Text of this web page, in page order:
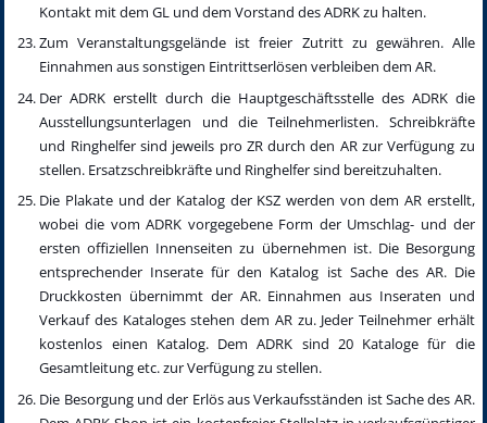
Kontakt mit dem GL und dem Vorstand des ADRK zu halten.
Zum Veranstaltungsgelände ist freier Zutritt zu gewähren. Alle
Einnahmen aus sonstigen Eintrittserlösen verbleiben dem AR.
Der ADRK erstellt durch die Hauptgeschäftsstelle des ADRK die
Ausstellungsunterlagen und die Teilnehmerlisten. Schreibkräfte
und Ringhelfer sind jeweils pro ZR durch den AR zur Verfügung zu
stellen. Ersatzschreibkräfte und Ringhelfer sind bereitzuhalten.
Die Plakate und der Katalog der KSZ werden von dem AR erstellt,
wobei die vom ADRK vorgegebene Form der Umschlag- und der
ersten offiziellen Innenseiten zu übernehmen ist. Die Besorgung
entsprechender Inserate für den Katalog ist Sache des AR. Die
Druckkosten übernimmt der AR. Einnahmen aus Inseraten und
Verkauf des Kataloges stehen dem AR zu. Jeder Teilnehmer erhält
kostenlos einen Katalog. Dem ADRK sind 20 Kataloge für die
Gesamtleitung etc. zur Verfügung zu stellen.
Die Besorgung und der Erlös aus Verkaufsständen ist Sache des AR.